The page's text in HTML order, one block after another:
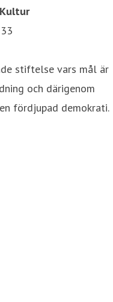
stiftelse vars mål är
och därigenom
fördjupad demokrati.